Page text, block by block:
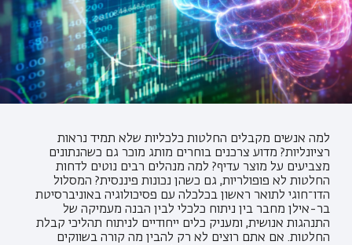
למה אנשים מקבלים החלטות כלכליות שלא תמיד נראות
רציונליות? מדוע צרכנים בוחרים מותג מוכר גם כשהנתונים
מצביעים על מוצר עדיף? למה מנהלים רבים נוטים לדחות
החלטות לא פופולריות, גם כשהן נכונות פיננסית? המסלול
הדו־חוגי לתואר ראשון בכלכלה עם פסיכולוגיה באוניברסיטת
בר-אילן מחבר בין ניתוח כלכלי לבין הבנה מעמיקה של
התנהגות אנושית, ומעניק כלים ייחודיים לניתוח תהליכי קבלת
החלטות. אם אתם רוצים לא רק להבין מה קורה בשווקים